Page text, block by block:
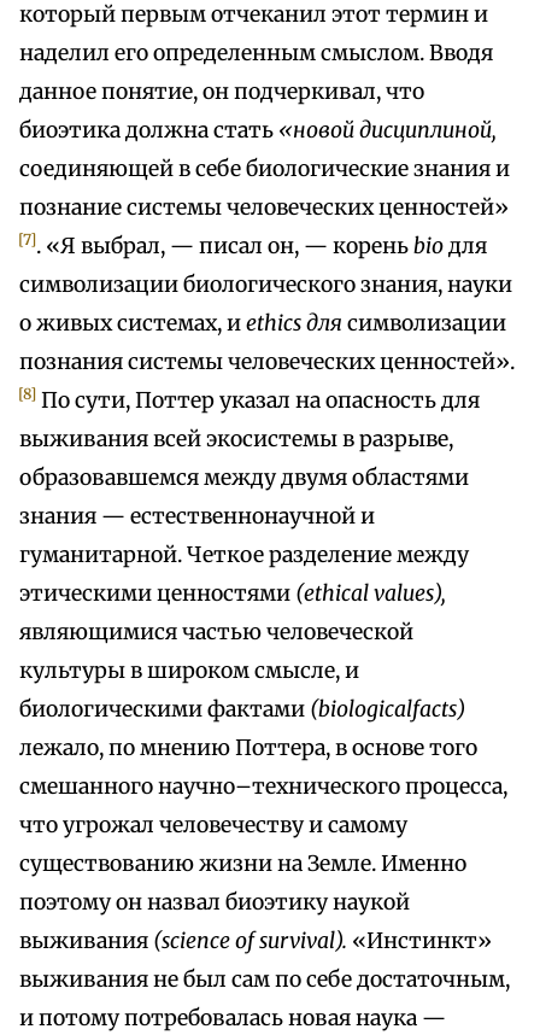
который первым отчеканил этот термин и
наделил его определенным смыслом. Вводя
данное понятие, он подчеркивал, что
биоэтика должна стать «новой дисциплиной,
соединяющей в себе биологические знания и
познание системы человеческих ценностей»
[7]. «Я выбрал, — писал он, — кореньbioдля
символизации биологического знания, науки
о живых системах, иethics для символизации
познания системы человеческих ценностей».
[8] По сути, Поттер указал на опасность для
выживания всей экосистемы в разрыве,
образовавшемся между двумя областями
знания — естественнонаучной и
гуманитарной. Четкое разделение между
этическими ценностями (ethical values),
являющимися частью человеческой
культуры в широком смысле, и
биологическими фактами (biologicalfacts)
лежало, по мнению Поттера, в основе того
смешанного научно–технического процесса,
что угрожал человечеству и самому
существованию жизни на Земле. Именно
поэтому он назвал биоэтику наукой
выживания (science of survival). «Инстинкт»
выживания не был сам по себе достаточным,
и потому потребовалась новая наука —